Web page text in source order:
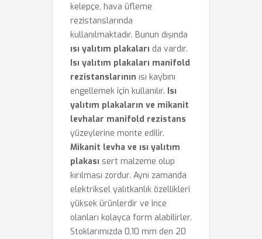
kelepçe, hava üfleme
rezistanslarında
kullanılmaktadır. Bunun dışında
ısı yalıtım plakaları da vardır.
Isı yalıtım plakaları manifold
rezistanslarının ısı kaybını
engellemek için kullanılır. Isı
yalıtım plakaların ve mikanit
levhalar manifold rezistans
yüzeylerine monte edilir.
Mikanit levha ve ısı yalıtım
plakası sert malzeme olup
kırılması zordur. Aynı zamanda
elektriksel yalıtkanlık özellikleri
yüksek ürünlerdir ve ince
olanları kolayca form alabilirler.
Stoklarımızda 0,10 mm den 20